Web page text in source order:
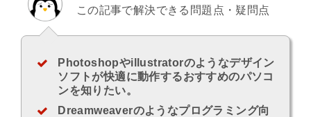
この記事で解決できる問題点・疑問点
Photoshopやillustratorのようなデザイン
ソフトが快適に動作するおすすめのパソコ
ンを知りたい。
Dreamweaverのようなプログラミング向